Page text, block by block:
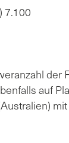
7.100
auf